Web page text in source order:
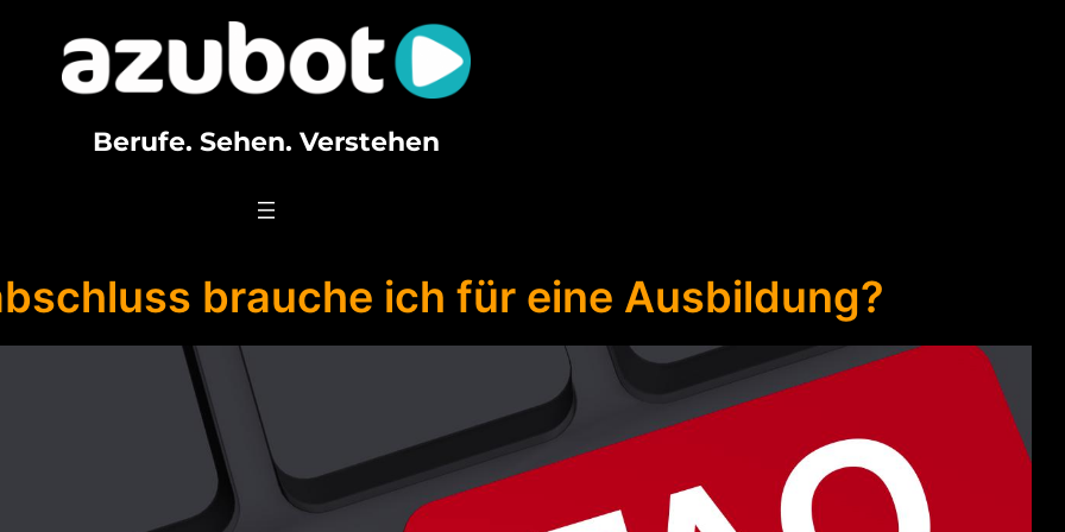
Berufe. Sehen. Verstehen
brauche ich für eine Ausbildung?